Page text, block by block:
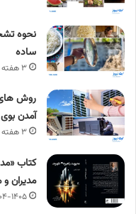
ساده
۳ هفته پیش
آمدن
۳ هفته پیش
کتاب
مدیران
۰۲-۰۴-